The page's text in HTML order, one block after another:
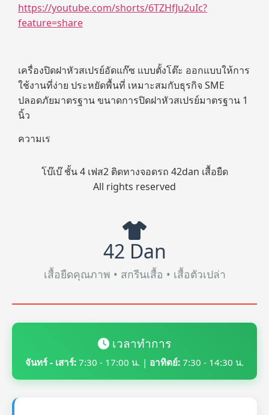
https://youtube.com/shorts/6TZHfJu2uIc?
feature=share
เครื่องปิดฝาหัวสเปรย์อัดแก๊ซ แบบตั้งโต๊ะ ออกแบบให้การ
ใช้งานที่ง่าย ประหยัดพื้นที่ เหมาะสมกับธุรกิจ SME
ปลอดภัยมาตรฐาน ขนาดการปิดฝาหัวสเปรย์มาตรฐาน 1
นิ้ว
ความเร
โบ๊เบ๊ ชั้น 4 เฟส2 ติดทางจอดรถ 42dan เสื้อยืด
All rights reserved
42 Dan
เสื้อยืดคุณภาพ • สกรีนเสื้อ • เสื้อตัวเปล่า
เวลาทำการ
จันทร์ - เสาร์: 7:30 - 17:00 น. | อาทิตย์: 7:30 - 14:30 น.